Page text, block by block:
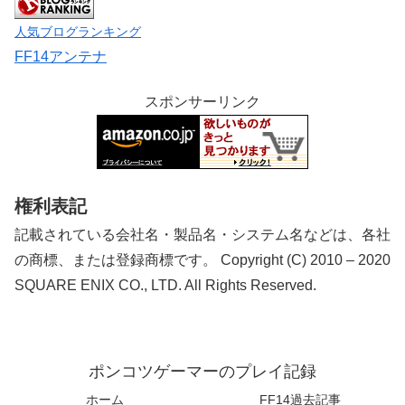
人気ブログランキング
FF14アンテナ
スポンサーリンク
権利表記
記載されている会社名・製品名・システム名などは、各社
の商標、または登録商標です。 Copyright (C) 2010 – 2020
SQUARE ENIX CO., LTD. All Rights Reserved.
ポンコツゲーマーのプレイ記録
ホーム FF14過去記事